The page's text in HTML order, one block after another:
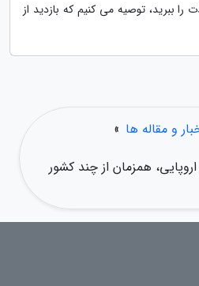
ببرید، توصیه می کنیم که بازدید از
و مقاله ها »
همزمان از چند کشور